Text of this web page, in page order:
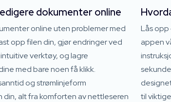
dokumenter online
online uten problemer med
opp filen din, gjør endringer ved
verktøy, og lagre
med bare noen få klikk.
og strømlinjeform
din, alt fra komforten av nettleseren
Lås
appen
til